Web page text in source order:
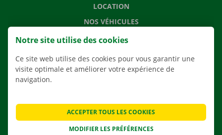
LOCATION
NOS VÉHICULES
NOS SERVICES
APPLI
CONTACTEZ NOUS
Notre site utilise des cookies
Ce site web utilise des cookies pour vous garantir une
visite optimale et améliorer votre expérience de
navigation.
MODIFIER LES PRÉFÉRENCES
ACCEPTER TOUS LES COOKIES